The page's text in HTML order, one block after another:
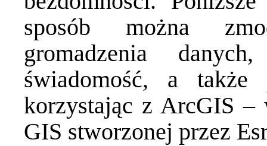
sposób można
gromadzenia
świadomość, a także
korzystając z ArcGIS
GIS stworzonej przez